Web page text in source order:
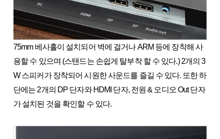
75mm 베사홀이 설치되어 벽에 걸거나 ARM 등에 장착해 사
용할 수 있으며 (스탠드는 손쉽게 탈부착 할 수 있다.) 2개의 3
W 스피커가 장착되어 시원한 사운드를 즐길 수 있다. 또한 하
단에는 2개의 DP 단자와 HDMI 단자, 전원 & 오디오 Out 단자
가 설치된 것을 확인할 수 있다.